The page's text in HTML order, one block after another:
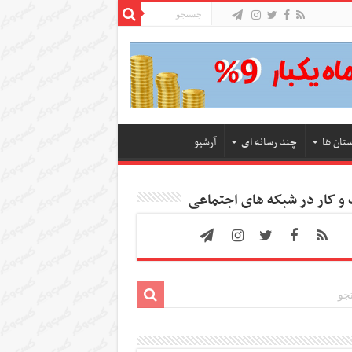
ها چند رسانه ای آرشیو
کار در شبکه های اجتماعی